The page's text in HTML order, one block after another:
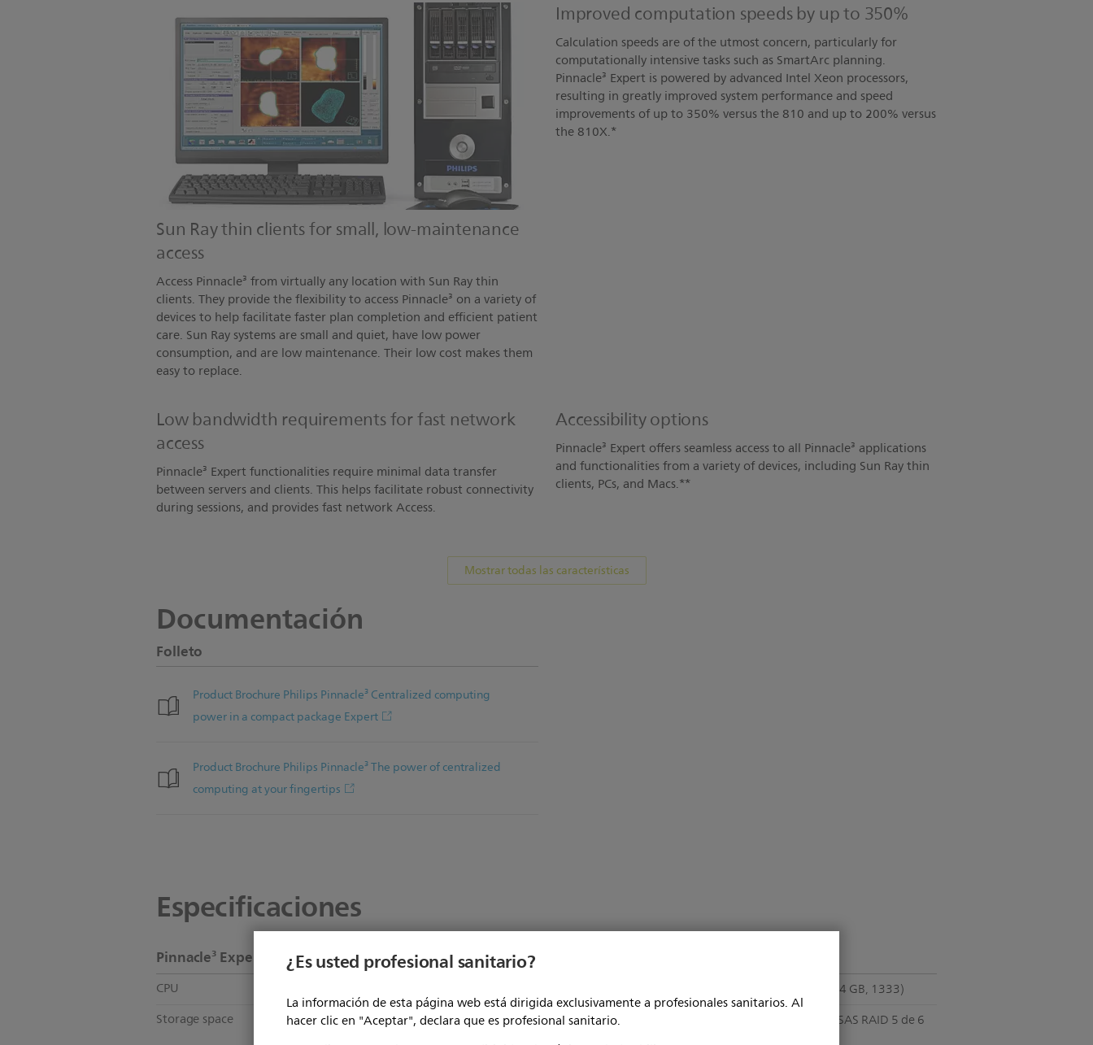
¿Es usted profesional sanitario?
La información de esta página web está dirigida exclusivamente a profesionales sanitarios. Al
hacer clic en "Aceptar", declara que es profesional sanitario.
Sun Ray thin clients for small, low-maintenance
access
Access Pinnacle³ from virtually any location with Sun Ray thin
clients. They provide the flexibility to access Pinnacle³ on a variety of
devices to help facilitate faster plan completion and efficient patient
care. Sun Ray systems are small and quiet, have low power
consumption, and are low maintenance. Their low cost makes them
easy to replace.
Improved computation speeds by up to 350%
Calculation speeds are of the utmost concern, particularly for
computationally intensive tasks such as SmartArc planning.
Pinnacle³ Expert is powered by advanced Intel Xeon processors,
resulting in greatly improved system performance and speed
improvements of up to 350% versus the 810 and up to 200% versus
the 810X.*
Low bandwidth requirements for fast network
access
Pinnacle³ Expert functionalities require minimal data transfer
between servers and clients. This helps facilitate robust connectivity
during sessions, and provides fast network Access.
Accessibility options
Pinnacle³ Expert offers seamless access to all Pinnacle³ applications
and functionalities from a variety of devices, including Sun Ray thin
clients, PCs, and Macs.**
Mostrar todas las características
Documentación
Folleto
Product Brochure Philips Pinnacle³ Centralized computing
power in a compact package Expert
Product Brochure Philips Pinnacle³ The power of centralized
computing at your fingertips
Especificaciones
Pinnacle³ Expert Server
CPU 32 GB (8 DDR3, 4 GB, 1333)
Storage space 3,5 TB RAID
Controlador LSI SAS RAID 5 de 6